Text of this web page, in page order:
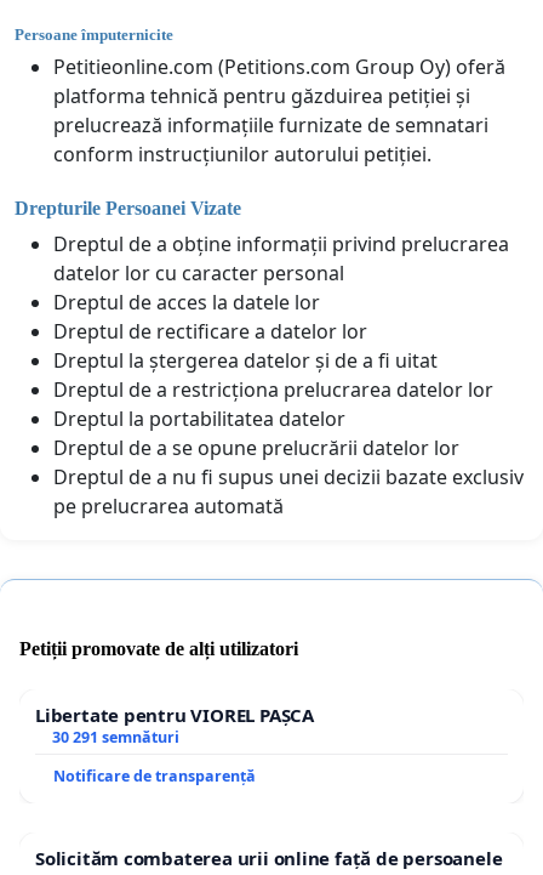
Persoane împuternicite
Petitieonline.com (Petitions.com Group Oy) oferă
platforma tehnică pentru găzduirea petiției și
prelucrează informațiile furnizate de semnatari
conform instrucțiunilor autorului petiției.
Drepturile Persoanei Vizate
Dreptul de a obține informații privind prelucrarea
datelor lor cu caracter personal
Dreptul de acces la datele lor
Dreptul de rectificare a datelor lor
Dreptul la ștergerea datelor și de a fi uitat
Dreptul de a restricționa prelucrarea datelor lor
Dreptul la portabilitatea datelor
Dreptul de a se opune prelucrării datelor lor
Dreptul de a nu fi supus unei decizii bazate exclusiv
pe prelucrarea automată
Petiții promovate de alți utilizatori
Libertate pentru VIOREL PAȘCA
30 291 semnături
Notificare de transparență
Solicităm combaterea urii online față de persoanele